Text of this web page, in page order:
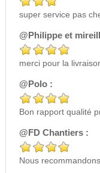
super service pas
@Philippe et
merci pour la
@Polo :
Bon rapport qualité
@FD Chantiers :
Nous